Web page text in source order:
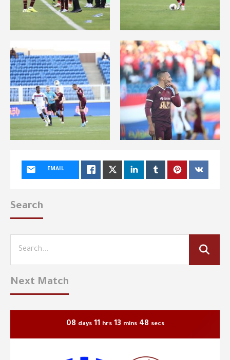
EMAIL
Search
Next Match
08 days 11 hrs 13 mins 45 secs